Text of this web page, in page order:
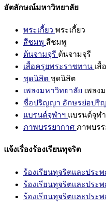
อัตลักษณ์มหาวิทยาลัย
พระเกี้ยว พระเกี้ยว
สีชมพู สีชมพู
ต้นจามจุรี ต้นจามจุรี
เสื้อครุยพระราชทาน เสื้
ชุดนิสิต ชุดนิสิต
เพลงมหาวิทยาลัย เพลง
ชื่อปริญญา อักษรย่อปริ
แบรนด์จุฬาฯ แบรนด์จุฬ
ภาพบรรยากาศ ภาพบร
แจ้งเรื่องร้องเรียนทุจริต
ร้องเรียนทุจริตและประ
ร้องเรียนทุจริตและประ
ร้องเรียนทุจริตและประ